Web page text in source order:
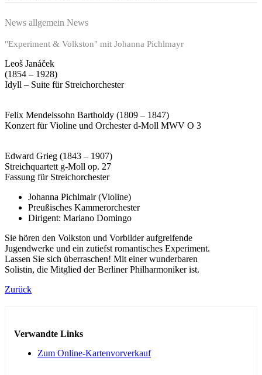
News allgemein News
"Experiment & Volkston" mit Johanna Pichlmayr
Leoš Janáček
(1854 – 1928)
Idyll – Suite für Streichorchester
Felix Mendelssohn Bartholdy (1809 – 1847)
Konzert für Violine und Orchester d-Moll MWV O 3
Edward Grieg (1843 – 1907)
Streichquartett g-Moll op. 27
Fassung für Streichorchester
Johanna Pichlmair (Violine)
Preußisches Kammerorchester
Dirigent: Mariano Domingo
Sie hören den Volkston und Vorbilder aufgreifende
Jugendwerke und ein zutiefst romantisches Experiment.
Lassen Sie sich überraschen! Mit einer wunderbaren
Solistin, die Mitglied der Berliner Philharmoniker ist.
Zurück
Verwandte Links
Zum Online-Kartenvorverkauf